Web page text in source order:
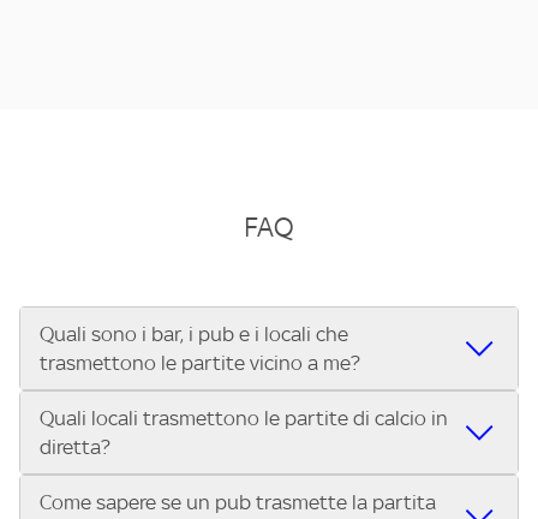
FAQ
Quali sono i bar, i pub e i locali che
trasmettono le partite vicino a me?
Se cerchi un bar, pub, ristorante o locale vicino a te per
vedere le partite di Serie A ENILIVE, la Serie C Sky Wifi, la
UEFA Champions League, la UEFA Europa League, la UEFA
Conference League, il Tennis, la Formula 1®, la MotoGP™ e
Quali locali trasmettono le partite di calcio in
diretta?
Vuoi sapere quali bar, pub o ristoranti mostrano le partite
Come sapere se un pub trasmette la partita